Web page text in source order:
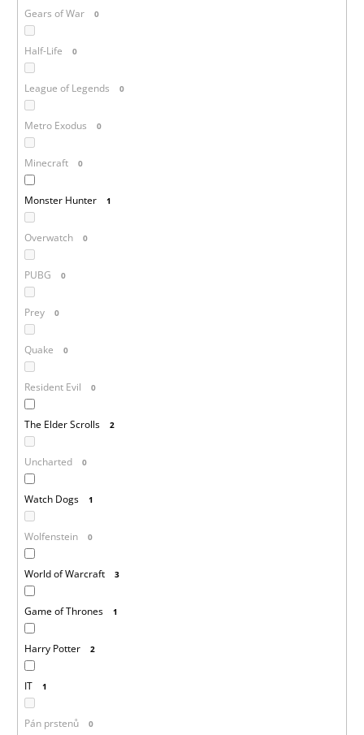
Gears of War 0
Half-Life 0
League of Legends 0
Metro Exodus 0
Minecraft 0
Monster Hunter 1
Overwatch 0
PUBG 0
Prey 0
Quake 0
Resident Evil 0
The Elder Scrolls 2
Uncharted 0
Watch Dogs 1
Wolfenstein 0
World of Warcraft 3
Game of Thrones 1
Harry Potter 2
IT 1
Pán prstenů 0